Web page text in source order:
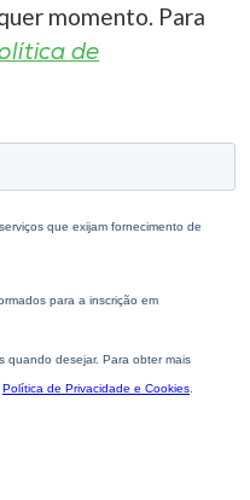
momento. Para
de